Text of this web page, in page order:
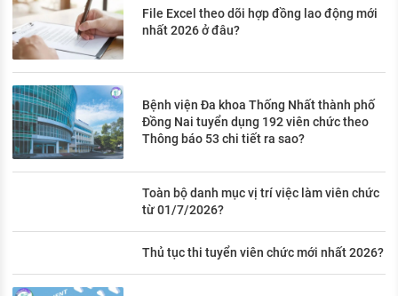
File Excel theo dõi hợp đồng lao động mới
nhất 2026 ở đâu?
Bệnh viện Đa khoa Thống Nhất thành phố
Đồng Nai tuyển dụng 192 viên chức theo
Thông báo 53 chi tiết ra sao?
Toàn bộ danh mục vị trí việc làm viên chức
từ 01/7/2026?
Thủ tục thi tuyển viên chức mới nhất 2026?